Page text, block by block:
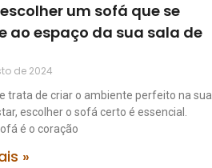
um sofá que se
ao espaço da sua sala de
de 2024
trata de criar o ambiente perfeito na sua
escolher o sofá certo é essencial.
é o coração
»